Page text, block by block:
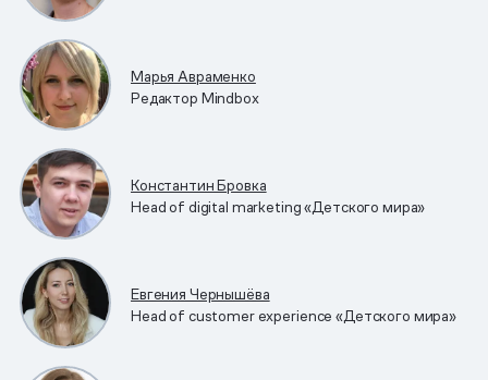
Марья Авраменко
Редактор Mindbox
Константин Бровка
Head of digital marketing «Детского мира»
Евгения Чернышёва
Head of customer experience «Детского мира»